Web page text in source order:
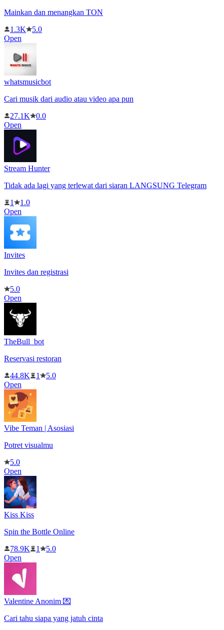
Mainkan dan menangkan TON
1.3K
5.0
Open
whatsmusicbot
Cari musik dari audio atau video apa pun
27.1K
0.0
Open
Stream Hunter
Tidak ada lagi yang terlewat dari siaran LANGSUNG Telegram
1
1.0
Open
Invites
Invites dan registrasi
5.0
Open
TheBull_bot
Reservasi restoran
44.8K
1
5.0
Open
Vibe Teman | Asosiasi
Potret visualmu
5.0
Open
Kiss Kiss
Spin the Bottle Online
78.9K
1
5.0
Open
Valentine Anonim 💌
Cari tahu siapa yang jatuh cinta